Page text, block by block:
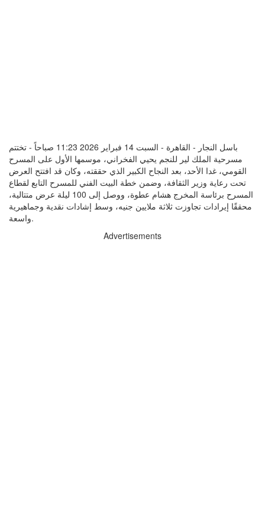
باسل النجار - القاهرة - السبت 14 فبراير 2026 11:23 صباحاً - تختتم
مسرحية الملك لير للنجم يحيي الفخراني، موسمها الأول على المسرح
القومي، غدا الأحد، بعد النجاح الكبير الذي حققته، وكان قد افتتح العرض
تحت رعاية وزير الثقافة، وضمن خطة البيت الفني للمسرح التابع لقطاع
المسرح برئاسة المخرج هشام عطوة، ووصل إلى 100 ليلة عرض متتالية،
محققًا إيرادات تجاوزت ثلاثة ملايين جنيه، وسط إشادات نقدية وجماهيرية
واسعة.
Advertisements